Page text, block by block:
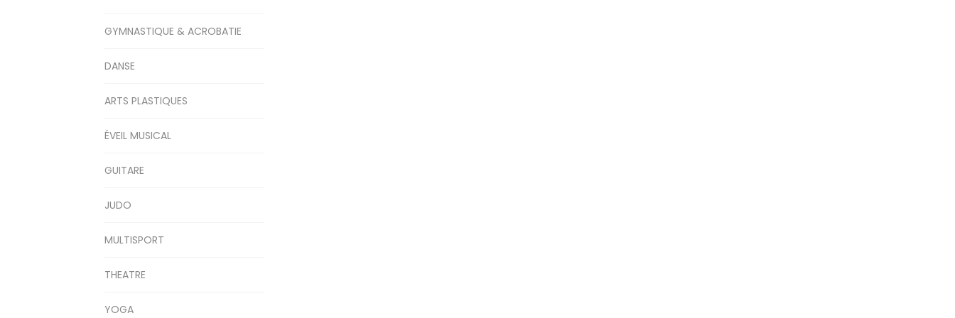
GYMNASTIQUE & ACROBATIE
DANSE
ARTS PLASTIQUES
ÉVEIL MUSICAL
GUITARE
JUDO
MULTISPORT
THEATRE
YOGA